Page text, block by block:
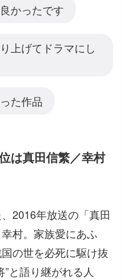
かったです
上げてドラマにし
た作品
は真田信繁／幸村
2016年放送の「真田
村。家族愛にあふ
の世を必死に駆け抜
と語り継がれる人